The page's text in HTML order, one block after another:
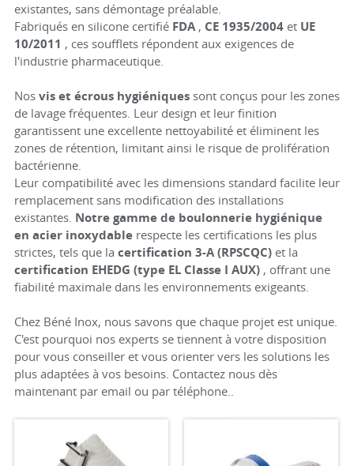
existantes, sans démontage préalable.
Fabriqués en silicone certifié FDA, CE 1935/2004et UE
10/2011 , ces soufflets répondent aux exigences de
l'industrie pharmaceutique.
Nos vis et écrous hygiéniquessont conçus pour les zones
de lavage fréquentes. Leur design et leur finition
garantissent une excellente nettoyabilité et éliminent les
zones de rétention, limitant ainsi le risque de prolifération
bactérienne.
Leur compatibilité avec les dimensions standard facilite leur
remplacement sans modification des installations
existantes. Notre gamme de boulonnerie hygiénique
en acier inoxydablerespecte les certifications les plus
strictes, tels que la certification 3-A (RPSCQC)et la
certification EHEDG (type EL Classe I AUX), offrant une
fiabilité maximale dans les environnements exigeants.
Chez Béné Inox, nous savons que chaque projet est unique.
C'est pourquoi nos experts se tiennent à votre disposition
pour vous conseiller et vous orienter vers les solutions les
plus adaptées à vos besoins. Contactez nous dès
maintenant par email ou par téléphone..